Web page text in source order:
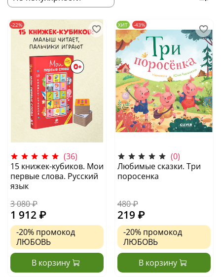
-22%
(36)
15 книжек-кубиков. Мои
первые слова. Русский
язык
3 080 ₽
1 912 ₽
-20% промокод
ЛЮБОВЬ
В корзину
ХИТ -43%
(0)
Любимые сказки. Три
поросенка
480 ₽
219 ₽
-20% промокод
ЛЮБОВЬ
В корзину